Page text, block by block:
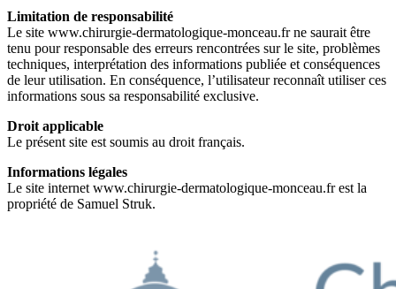
Limitation de responsabilité
Le site www.chirurgie-dermatologique-monceau.fr ne saurait être
tenu pour responsable des erreurs rencontrées sur le site, problèmes
techniques, interprétation des informations publiée et conséquences
de leur utilisation. En conséquence, l’utilisateur reconnaît utiliser ces
informations sous sa responsabilité exclusive.
Droit applicable
Le présent site est soumis au droit français.
Informations légales
Le site internet www.chirurgie-dermatologique-monceau.fr est la
propriété de Samuel Struk.